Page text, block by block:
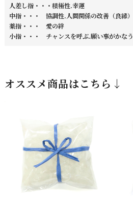
人差し指・・・積極性.幸運
中指・・・ 協調性.人間関係の改善（良縁）
薬指・・・ 愛の絆
小指・・・ チャンスを呼ぶ.願い事がかなう
オススメ商品はこちら↓